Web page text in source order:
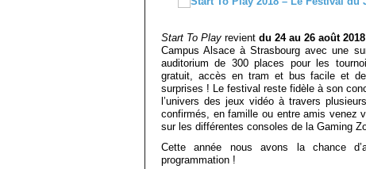
Start To Play revient du 24 au 26 août 2018
Campus Alsace à Strasbourg avec une
auditorium de 300 places pour les
gratuit, accès en tram et bus facile et
surprises ! Le festival reste fidèle à son
l’univers des jeux vidéo à travers
confirmés, en famille ou entre amis venez
sur les différentes consoles de la Gaming
Cette année nous avons la chance
programmation !